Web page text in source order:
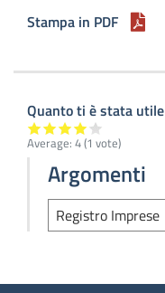
Stampa in PDF
Quanto ti è stata
Average: 4(1 vote)
Argomenti
Registro Imprese